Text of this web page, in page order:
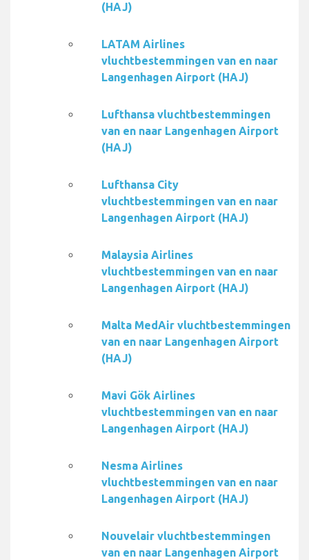
(HAJ)
LATAM Airlines
vluchtbestemmingen van en naar
Langenhagen Airport (HAJ)
Lufthansa vluchtbestemmingen
van en naar Langenhagen Airport
(HAJ)
Lufthansa City
vluchtbestemmingen van en naar
Langenhagen Airport (HAJ)
Malaysia Airlines
vluchtbestemmingen van en naar
Langenhagen Airport (HAJ)
Malta MedAir vluchtbestemmingen
van en naar Langenhagen Airport
(HAJ)
Mavi Gök Airlines
vluchtbestemmingen van en naar
Langenhagen Airport (HAJ)
Nesma Airlines
vluchtbestemmingen van en naar
Langenhagen Airport (HAJ)
Nouvelair vluchtbestemmingen
van en naar Langenhagen Airport